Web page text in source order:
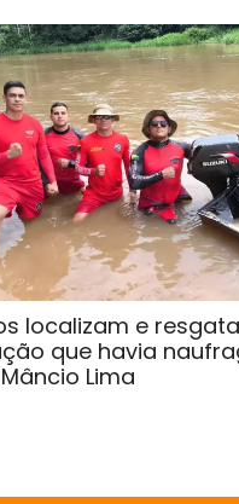
localizam e
que havia
Lima